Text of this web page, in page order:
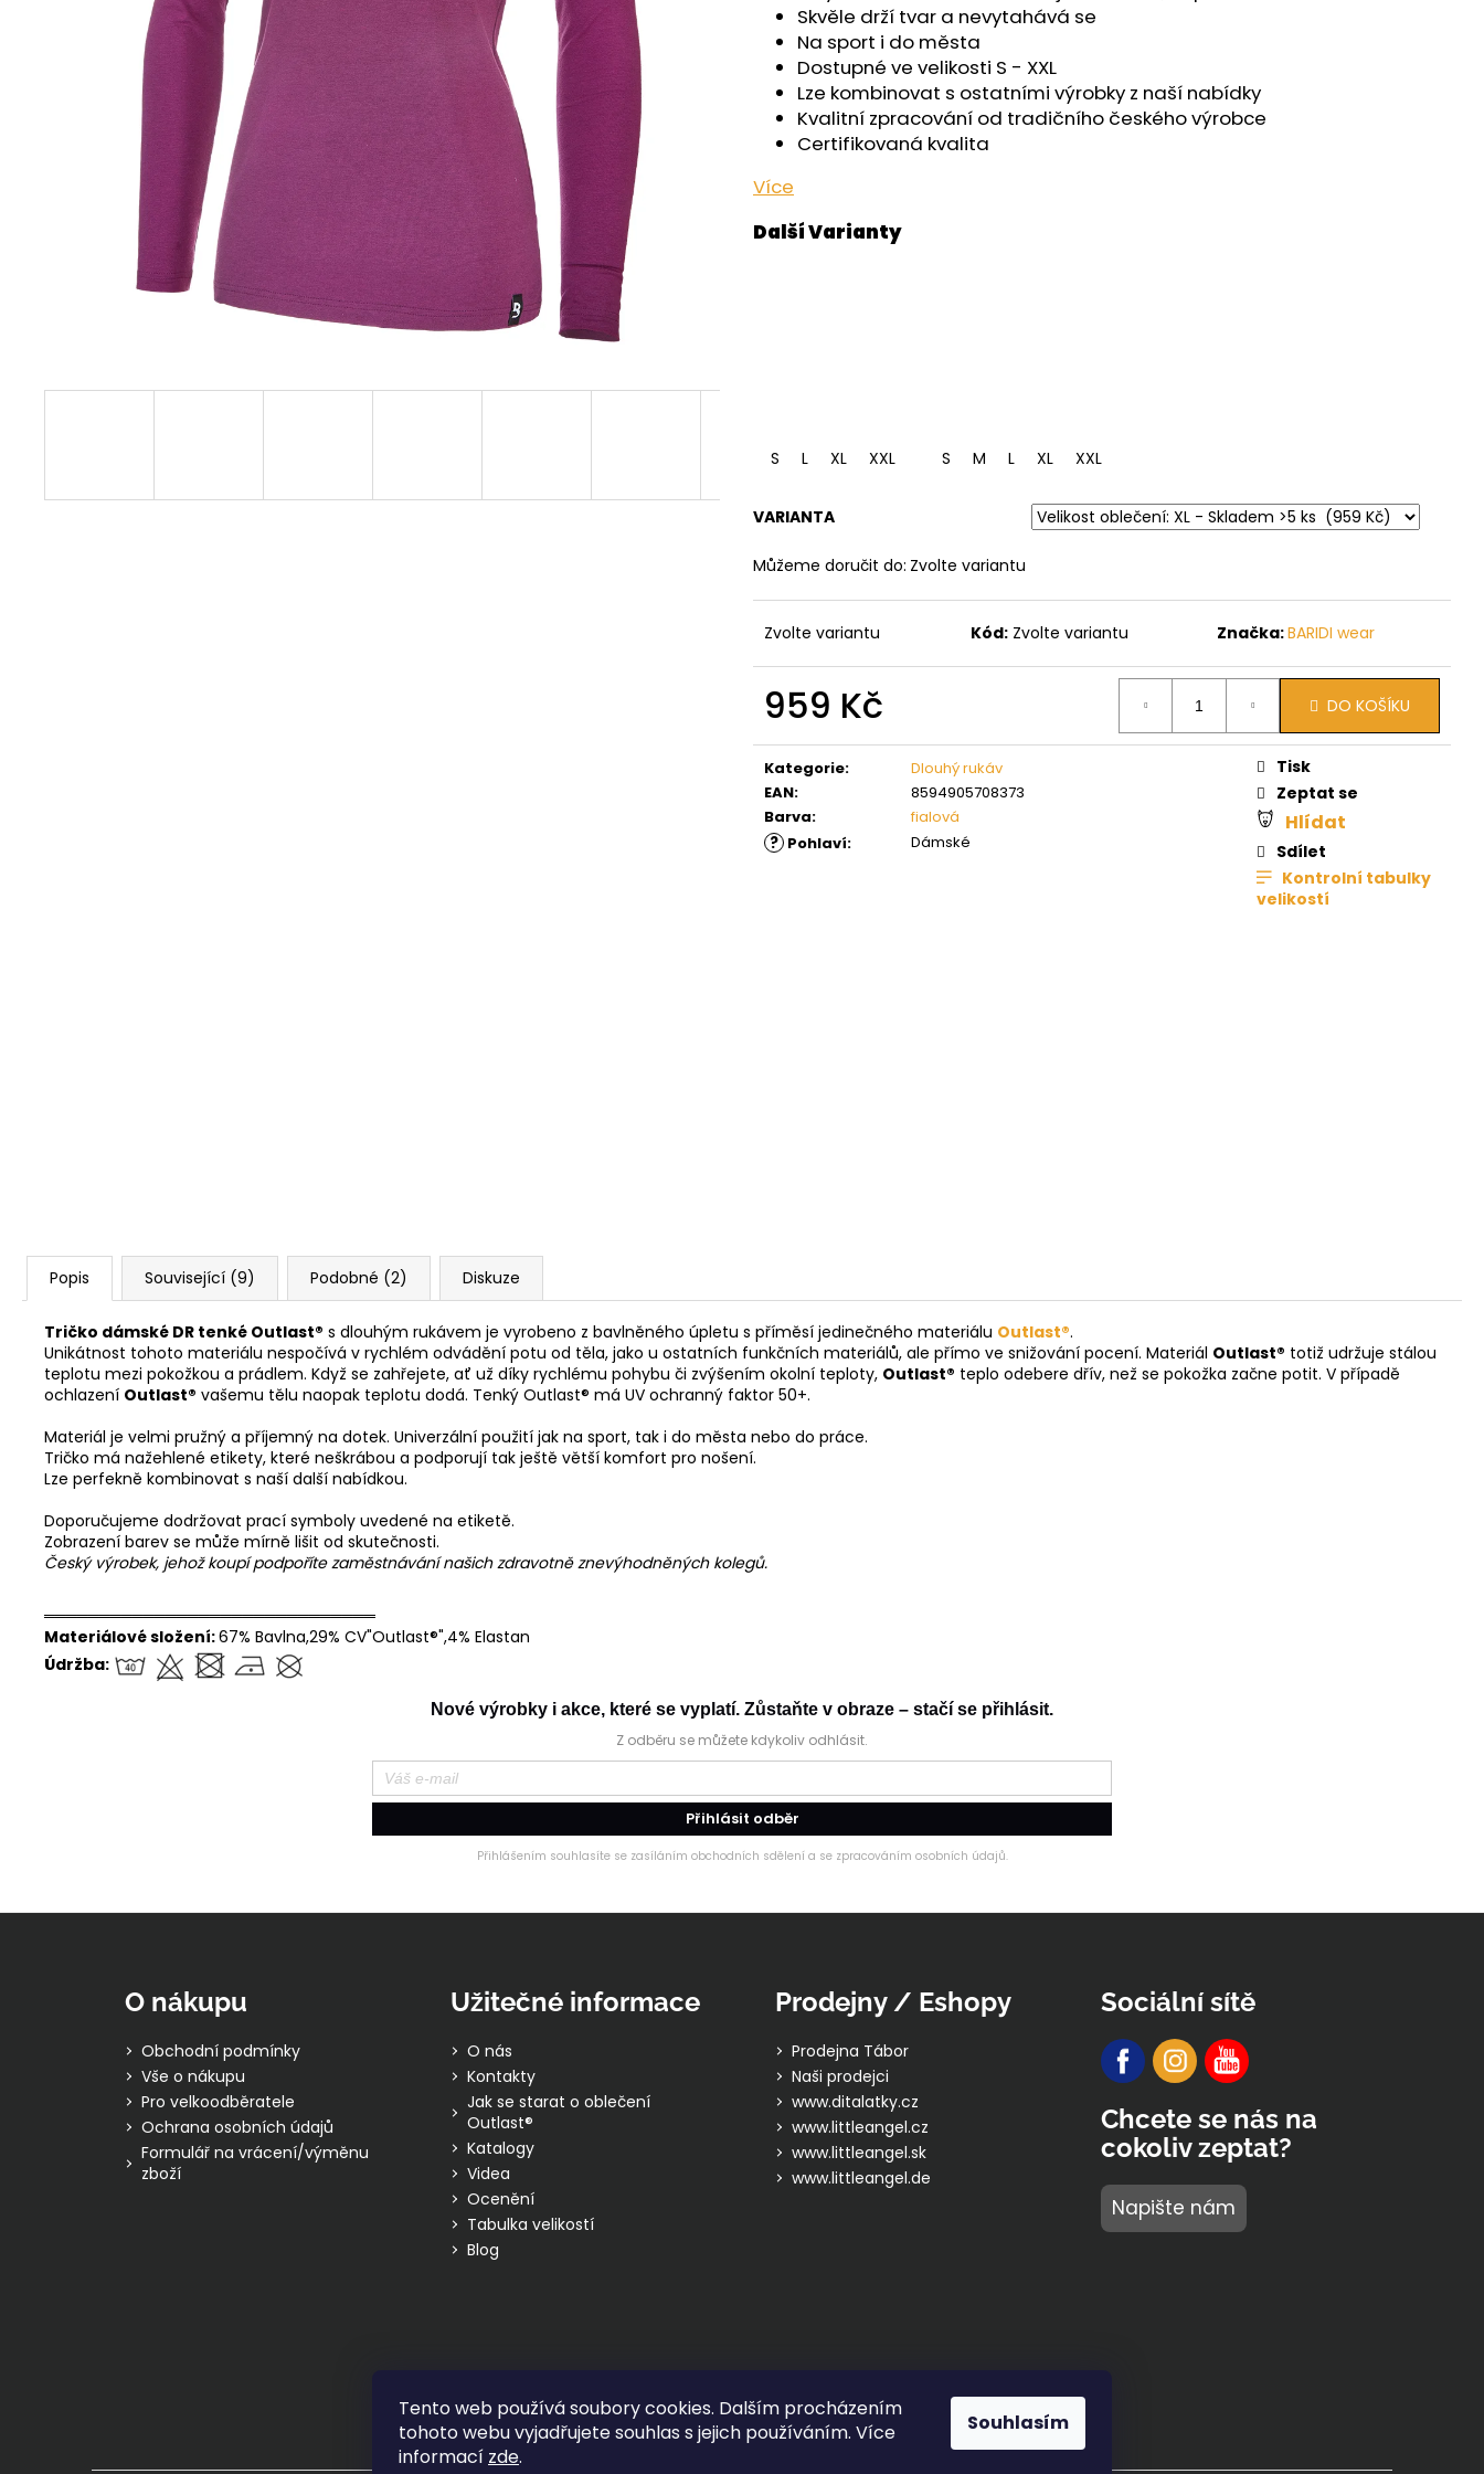
Tento web používá soubory cookies. Dalším procházením
tohoto webu vyjadřujete souhlas s jejich používáním. Více
informací zde.
Souhlasím
Skvěle drží tvar a nevytahává se
Na sport i do města
Dostupné ve velikosti S - XXL
Lze kombinovat s ostatními výrobky z naší nabídky
Kvalitní zpracování od tradičního českého výrobce
Certifikovaná kvalita
Více
S L XL XXL S M L XL XXL
VARIANTA
Můžeme doručit do: Zvolte variantu
Zvolte variantu Kód: Zvolte variantu Značka:BARIDI wear
959 Kč DO KOŠÍKU
Kategorie:
Dlouhý rukáv
EAN:
8594905708373
Barva: fialová
? Pohlaví: Dámské
Tisk
Zeptat se
Hlídat
Sdílet
Kontrolní tabulky
velikostí
Popis Související (9) Podobné (2) Diskuze
Tričko dámské DR tenké Outlast® s dlouhým rukávem je vyrobeno z bavlněného úpletu s příměsí jedinečného materiálu Outlast®.
Unikátnost tohoto materiálu nespočívá v rychlém odvádění potu od těla, jako u ostatních funkčních materiálů, ale přímo ve snižování pocení. Materiál Outlast® totiž udržuje stálou
teplotu mezi pokožkou a prádlem. Když se zahřejete, ať už díky rychlému pohybu či zvýšením okolní teploty, Outlast® teplo odebere dřív, než se pokožka začne potit. V případě
ochlazení Outlast® vašemu tělu naopak teplotu dodá. Tenký Outlast® má UV ochranný faktor 50+.
Materiál je velmi pružný a příjemný na dotek. Univerzální použití jak na sport, tak i do města nebo do práce.
Tričko má nažehlené etikety, které neškrábou a podporují tak ještě větší komfort pro nošení.
Lze perfekně kombinovat s naší další nabídkou.
Doporučujeme dodržovat prací symboly uvedené na etiketě.
Zobrazení barev se může mírně lišit od skutečnosti.
Český výrobek, jehož koupí podpoříte zaměstnávání našich zdravotně znevýhodněných kolegů.
══════════════════════════════
Materiálové složení:67% Bavlna,29% CV"Outlast®",4% Elastan
Údržba:
129 Kč
759 Kč
599 Kč
Nové výrobky i akce, které se vyplatí. Zůstaňte v obraze – stačí se přihlásit.
Z odběru se můžete kdykoliv odhlásit.
Přihlásit odběr
Přihlášením souhlasíte se zasíláním obchodních sdělení a se zpracováním osobních údajů.
O nákupu
Obchodní podmínky
Vše o nákupu
Pro velkoodběratele
Ochrana osobních údajů
Formulář na vrácení/výměnu
zboží
Užitečné informace
O nás
Kontakty
Jak se starat o oblečení
Outlast®
Katalogy
Videa
Ocenění
Tabulka velikostí
Blog
Prodejny / Eshopy
Prodejna Tábor
Naši prodejci
www.ditalatky.cz
www.littleangel.cz
www.littleangel.sk
www.littleangel.de
Sociální sítě
Chcete se nás na
cokoliv zeptat?
Napište nám